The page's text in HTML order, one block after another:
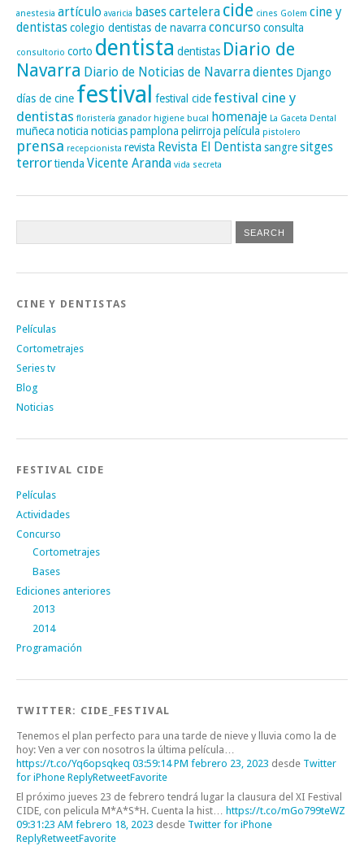
anestesia artículo avaricia basescartelera cide cines Golem cine y
dentistascolegio dentistas de navarra concurso consulta
consultorio corto dentista dentistas Diario de
Navarra Diario de Noticias de Navarradientes Django
días de cine festival festival cidefestival cine y
dentistas floristería ganador higiene bucal homenaje La Gaceta Dental
muñeca noticia noticiaspamplona pelirroja película pistolero
prensa recepcionista revista Revista El Dentistasangresitges
terrortienda Vicente Aranda vida secreta
CINE Y DENTISTAS
Películas
Cortometrajes
Series tv
Blog
Noticias
FESTIVAL CIDE
Películas
Actividades
Concurso
Cortometrajes
Bases
Ediciones anteriores
2013
2014
Programación
TWITTER: CIDE_FESTIVAL
Tenemos el plan perfecto para una tarde de nieve y lluvia como la de
hoy: Ven a ver con nosotros la última película…
https://t.co/Yq6opsqkeq 03:59:14 PM febrero 23, 2023 desde Twitter
for iPhone ReplyRetweetFavorite
El próximo jueves 23 de febrero tendrá lugar la clausura del XI Festival
CIDE, con pelicula M*A*S*H. Cuenta la hist… https://t.co/mGo799teWZ
09:31:23 AM febrero 18, 2023 desde Twitter for iPhone
ReplyRetweetFavorite